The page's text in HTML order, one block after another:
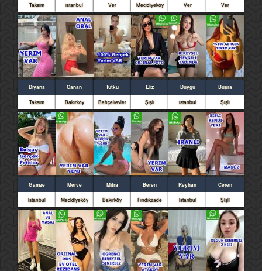
Taksim istanbul Ver Mecidiyeköy Ver Ver
Diyana
Taksim
Canan
Bakırköy
Tutku
Bahçelievler
Eliz
Şişli
Duygu
istanbul
Büşra
Şişli
Gamze
istanbul
Merve
Mecidiyeköy
Mitra
Bakırköy
Beren
Fındıkzade
Reyhan
istanbul
Ceren
Şişli